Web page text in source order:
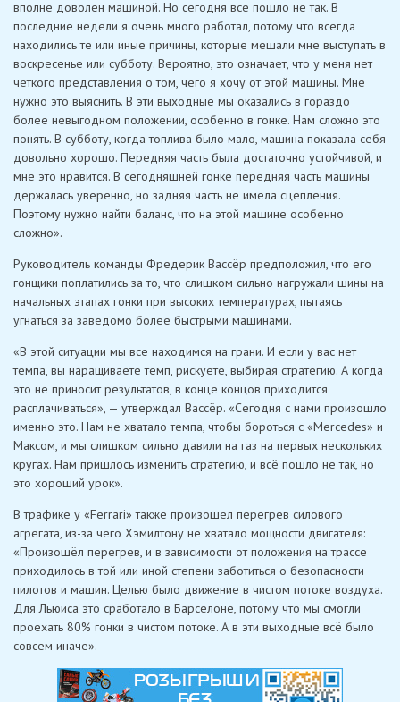
вполне доволен машиной. Но сегодня все пошло не так. В
последние недели я очень много работал, потому что всегда
находились те или иные причины, которые мешали мне выступать в
воскресенье или субботу. Вероятно, это означает, что у меня нет
четкого представления о том, чего я хочу от этой машины. Мне
нужно это выяснить. В эти выходные мы оказались в гораздо
более невыгодном положении, особенно в гонке. Нам сложно это
понять. В субботу, когда топлива было мало, машина показала себя
довольно хорошо. Передняя часть была достаточно устойчивой, и
мне это нравится. В сегодняшней гонке передняя часть машины
держалась уверенно, но задняя часть не имела сцепления.
Поэтому нужно найти баланс, что на этой машине особенно
сложно».
Руководитель команды Фредерик Вассёр предположил, что его
гонщики поплатились за то, что слишком сильно нагружали шины на
начальных этапах гонки при высоких температурах, пытаясь
угнаться за заведомо более быстрыми машинами.
«В этой ситуации мы все находимся на грани. И если у вас нет
темпа, вы наращиваете темп, рискуете, выбирая стратегию. А когда
это не приносит результатов, в конце концов приходится
расплачиваться», — утверждал Вассёр. «Сегодня с нами произошло
именно это. Нам не хватало темпа, чтобы бороться с «Mercedes» и
Максом, и мы слишком сильно давили на газ на первых нескольких
кругах. Нам пришлось изменить стратегию, и всё пошло не так, но
это хороший урок».
В трафике у «Ferrari» также произошел перегрев силового
агрегата, из-за чего Хэмилтону не хватало мощности двигателя:
«Произошёл перегрев, и в зависимости от положения на трассе
приходилось в той или иной степени заботиться о безопасности
пилотов и машин. Целью было движение в чистом потоке воздуха.
Для Льюиса это сработало в Барселоне, потому что мы смогли
проехать 80% гонки в чистом потоке. А в эти выходные всё было
совсем иначе».